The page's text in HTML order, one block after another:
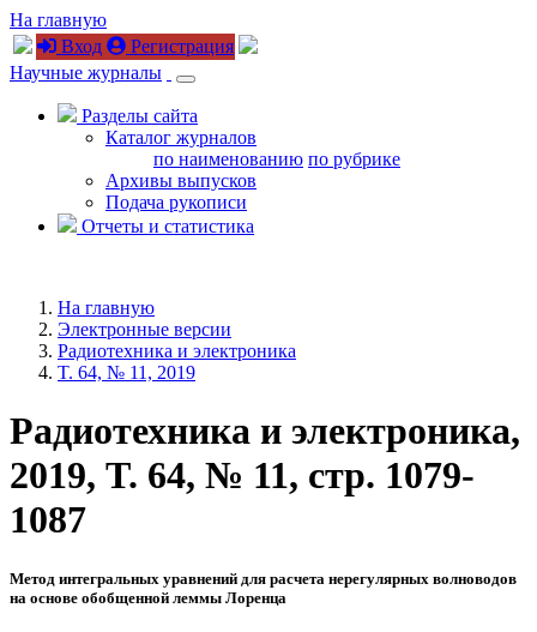
На главную
Вход
Регистрация
Научные журналы
Разделы сайта
Каталог журналов
по наименованию по рубрике
Архивы выпусков
Подача рукописи
Отчеты и статистика
На главную
Электронные версии
Радиотехника и электроника
T. 64, № 11, 2019
Радиотехника и электроника,
2019, T. 64, № 11, стр. 1079-
1087
Метод интегральных уравнений для расчета нерегулярных волноводов
на основе обобщенной леммы Лоренца